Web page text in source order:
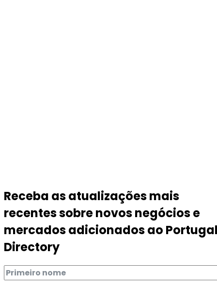
Receba as atualizações mais
recentes sobre novos negócios e
mercados adicionados ao
Directory